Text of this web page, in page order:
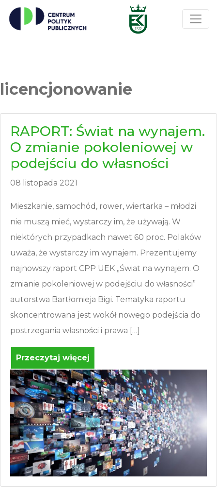
licencjonowanie
RAPORT: Świat na wynajem.
O zmianie pokoleniowej w
podejściu do własności
08 listopada 2021
Mieszkanie, samochód, rower, wiertarka – młodzi
nie muszą mieć, wystarczy im, że używają. W
niektórych przypadkach nawet 60 proc. Polaków
uważa, że wystarczy im wynajem. Prezentujemy
najnowszy raport CPP UEK „Świat na wynajem. O
zmianie pokoleniowej w podejściu do własności”
autorstwa Bartłomieja Bigi. Tematyka raportu
skoncentrowana jest wokół nowego podejścia do
postrzegania własności i prawa […]
Przeczytaj więcej